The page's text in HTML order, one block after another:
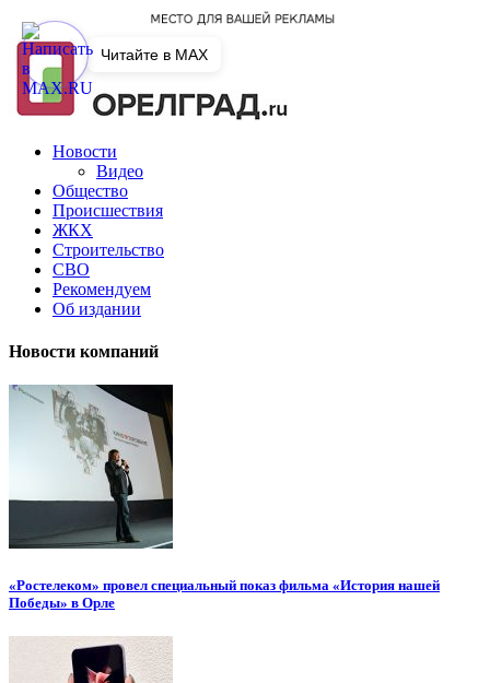
Новости
Видео
Общество
Происшествия
ЖКХ
Строительство
СВО
Рекомендуем
Об издании
Новости компаний
«Ростелеком» провел специальный показ фильма «История нашей
Победы» в Орле
Читайте в MAX